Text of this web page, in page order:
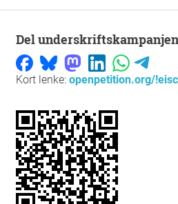
Del underskriftskampanjen
Kort lenke: openpetition.org/